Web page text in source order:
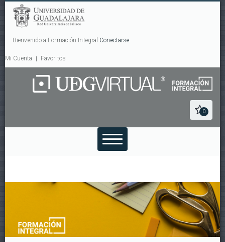
Bienvenido a Formación Integral Conectarse
Mi Cuenta Favoritos
0